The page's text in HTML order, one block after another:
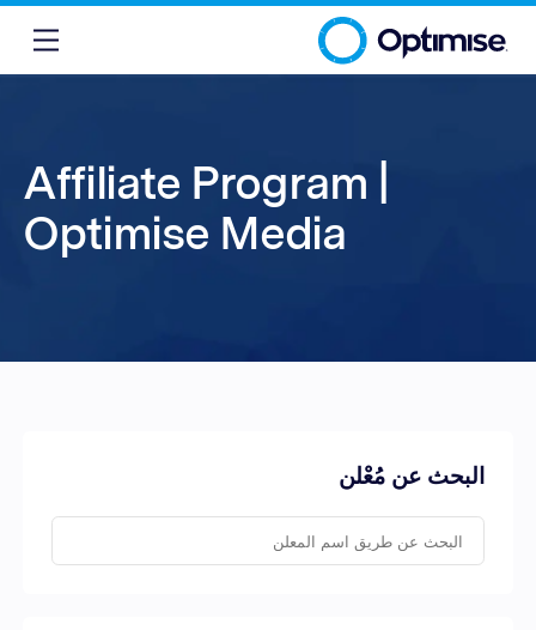
Affiliate Program |
Optimise Media
البحث عن مُعْلن